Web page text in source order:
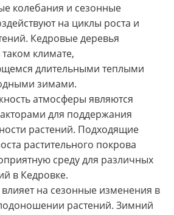
колебания и сезонные
на циклы роста и
Кедровые деревья
климате,
длительными теплыми
зимами.
атмосферы являются
для поддержания
растений. Подходящие
растительного покрова
среду для различных
в Кедровке.
на сезонные изменения в
растений. Зимний